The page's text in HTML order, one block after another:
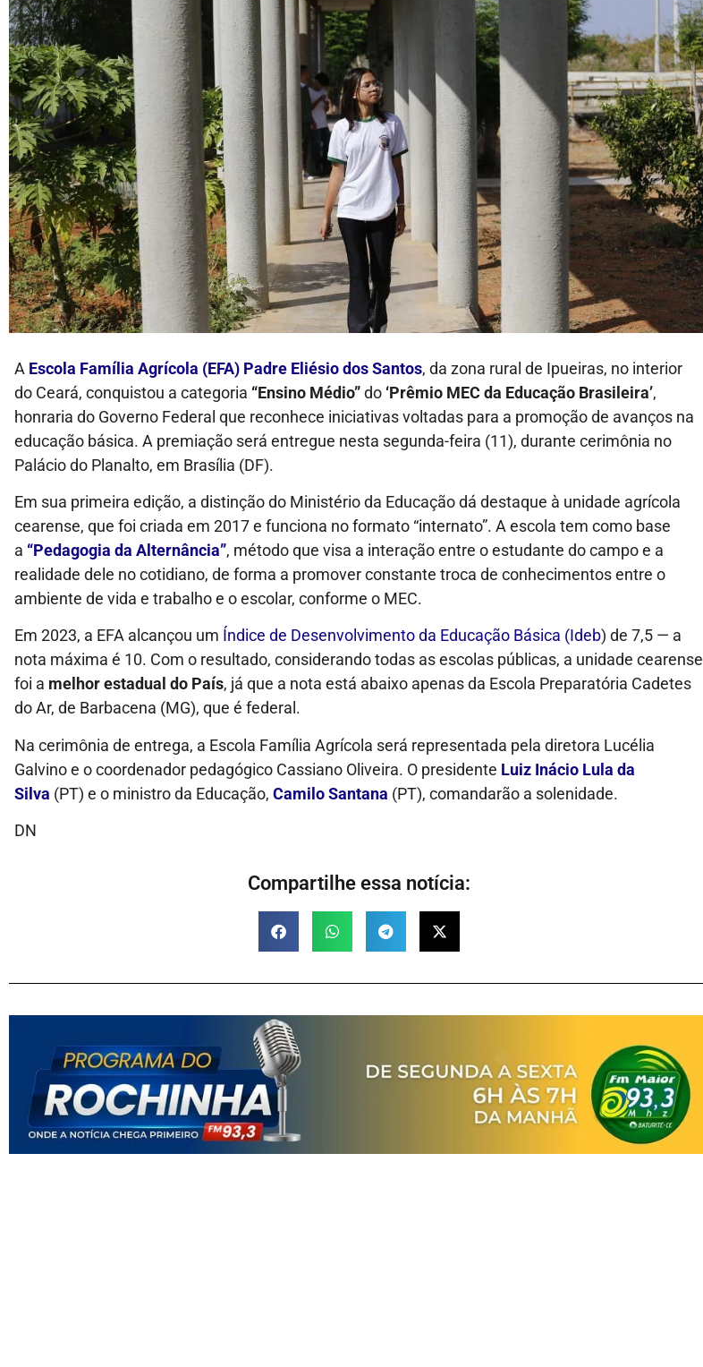
A Escola Família Agrícola (EFA) Padre Eliésio dos Santos, da zona rural de Ipueiras, no interior
do Ceará, conquistou a categoria “Ensino Médio”do ‘Prêmio MEC da Educação Brasileira’,
honraria do Governo Federal que reconhece iniciativas voltadas para a promoção de avanços na
educação básica. A premiação será entregue nesta segunda-feira (11), durante cerimônia no
Palácio do Planalto, em Brasília (DF).
Em sua primeira edição, a distinção do Ministério da Educação dá destaque à unidade agrícola
cearense, que foi criada em 2017 e funciona no formato “internato”. A escola tem como base
a “Pedagogia da Alternância”, método que visa a interação entre o estudante do campo e a
realidade dele no cotidiano, de forma a promover constante troca de conhecimentos entre o
ambiente de vida e trabalho e o escolar, conforme o MEC.
Em 2023, a EFA alcançou um Índice de Desenvolvimento da Educação Básica (Ideb) de 7,5 — a
nota máxima é 10. Com o resultado, considerando todas as escolas públicas, a unidade cearense
foi a melhor estadual do País, já que a nota está abaixo apenas da Escola Preparatória Cadetes
do Ar, de Barbacena (MG), que é federal.
Na cerimônia de entrega, a Escola Família Agrícola será representada pela diretora Lucélia
Galvino e o coordenador pedagógico Cassiano Oliveira. O presidente Luiz Inácio Lula da
Silva (PT) e o ministro da Educação, Camilo Santana (PT), comandarão a solenidade.
DN
Compartilhe essa notícia: